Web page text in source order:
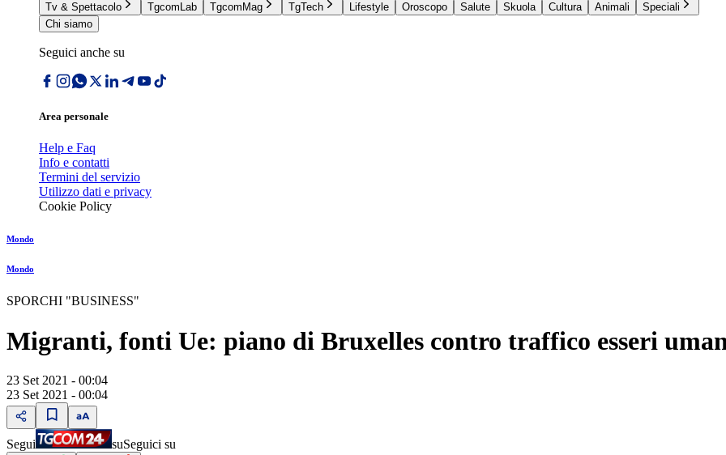
Tv & Spettacolo
TgcomLab TgcomMag TgTech Lifestyle Oroscopo Salute Skuola Cultura Animali
Speciali
Chi siamo
Seguici anche su
Area personale
Help e Faq
Info e contatti
Termini del servizio
Utilizzo dati e privacy
Cookie Policy
Mondo
Mondo
SPORCHI "BUSINESS"
Migranti, fonti Ue: piano di Bruxelles contro traffico esseri
23 Set 2021 - 00:04
23 Set 2021 - 00:04
Segui suSeguici su